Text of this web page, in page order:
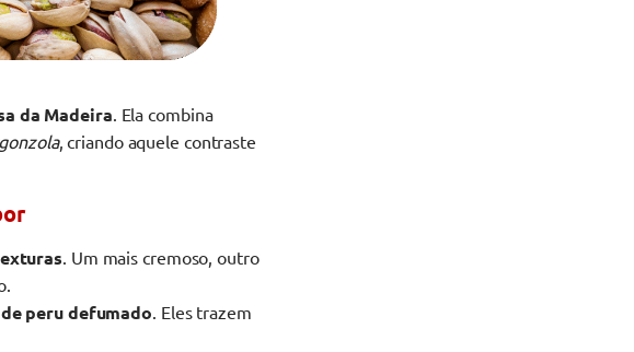
da Madeira. Ela combina
, criando aquele contraste
. Um mais cremoso, outro
peru defumado. Eles trazem